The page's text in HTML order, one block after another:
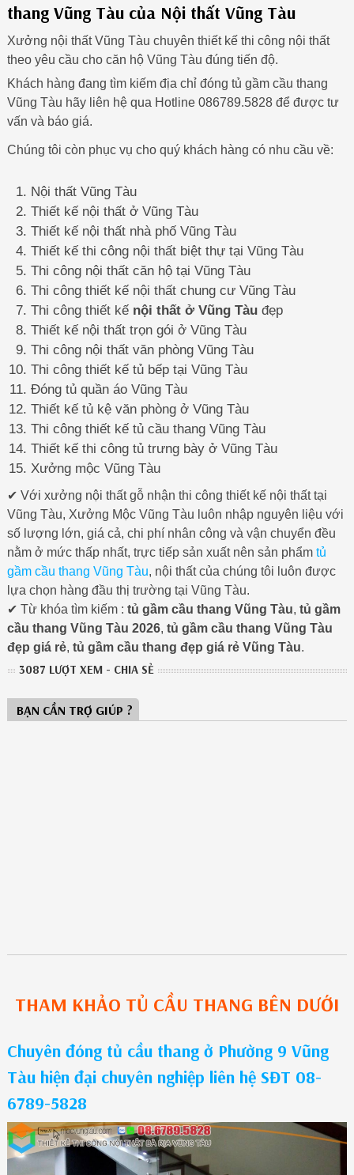
thang Vũng Tàu của Nội thất Vũng Tàu
Xưởng nội thất Vũng Tàu chuyên thiết kế thi công nội thất
theo yêu cầu cho căn hộ Vũng Tàu đúng tiến độ.
Khách hàng đang tìm kiếm địa chỉ đóng tủ gầm cầu thang
Vũng Tàu hãy liên hệ qua Hotline 086789.5828 để được tư
vấn và báo giá.
Chúng tôi còn phục vụ cho quý khách hàng có nhu cầu về:
Nội thất Vũng Tàu
Thiết kế nội thất ở Vũng Tàu
Thiết kế nội thất nhà phố Vũng Tàu
Thiết kế thi công nội thất biệt thự tại Vũng Tàu
Thi công nội thất căn hộ tại Vũng Tàu
Thi công thiết kế nội thất chung cư Vũng Tàu
Thi công thiết kế nội thất ở Vũng Tàuđẹp
Thiết kế nội thất trọn gói ở Vũng Tàu
Thi công nội thất văn phòng Vũng Tàu
Thi công thiết kế tủ bếp tại Vũng Tàu
Đóng tủ quần áo Vũng Tàu
Thiết kế tủ kệ văn phòng ở Vũng Tàu
Thi công thiết kế tủ cầu thang Vũng Tàu
Thiết kế thi công tủ trưng bày ở Vũng Tàu
Xưởng mộc Vũng Tàu
✔ Với xưởng nội thất gỗ nhận thi công thiết kế nội thất tại
Vũng Tàu, Xưởng Mộc Vũng Tàu luôn nhập nguyên liệu với
số lượng lớn, giá cả, chi phí nhân công và vận chuyển đều
nằm ở mức thấp nhất, trực tiếp sản xuất nên sản phẩm tủ
gầm cầu thang Vũng Tàu, nội thất của chúng tôi luôn được
lựa chọn hàng đầu thị trường tại Vũng Tàu.
✔ Từ khóa tìm kiếm : tủ gầm cầu thang Vũng Tàu, tủ gầm
cầu thang Vũng Tàu 2026, tủ gầm cầu thang Vũng Tàu
đẹp giá rẻ, tủ gầm cầu thang đẹp giá rẻ Vũng Tàu.
3087 LƯỢT XEM - CHIA SẺ
BẠN CẦN TRỢ GIÚP ?
THAM KHẢO TỦ CẦU THANG BÊN DƯỚI
Chuyên đóng tủ cầu thang ở Phường 9 Vũng
Tàu hiện đại chuyên nghiệp liên hệ SĐT 08-
6789-5828